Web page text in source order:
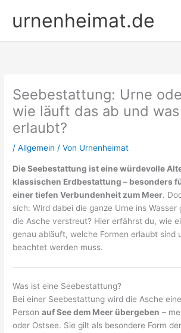
Inhalturnenheimat.de
Seebestattung: Urne
wie läuft das ab und
erlaubt?
/Allgemein / Von Urnenheimat
Die Seebestattung ist eine würdevolle
klassischen Erdbestattung – besonders
einer tiefen Verbundenheit zum Meer.
sich: Wird dabei die ganze Urne ins Wasser
die Asche verstreut? Hier erfährst du, wie
genau abläuft, welche Formen erlaubt sind
beachtet werden muss.
Was ist eine Seebestattung?
Bei einer Seebestattung wird die Asche
Personauf See dem Meer übergeben –
oder Ostsee. Sie gilt als besondere Form